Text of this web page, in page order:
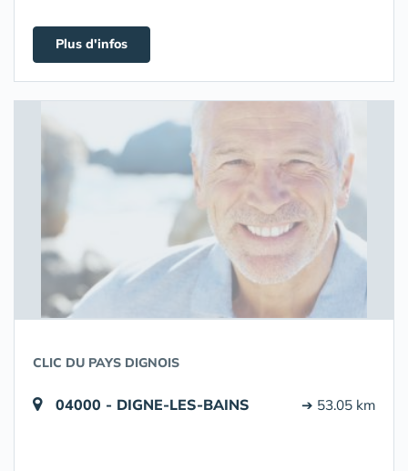
Plus d'infos
CLIC DU PAYS DIGNOIS
04000 - DIGNE-LES-BAINS ➔ 53.05 km